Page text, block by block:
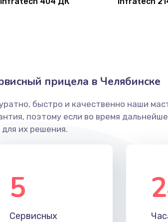
прицела в Челябинске
быстро и качественно наши
поэтому если во время
для их решения.
5
Сервисных